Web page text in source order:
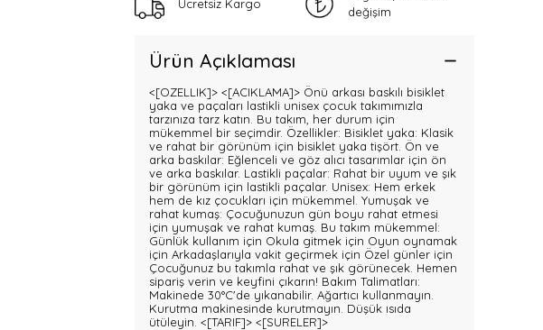
Ücretsiz Kargo
değişim
Ürün Açıklaması
<[OZELLIK]> <[ACIKLAMA]> Önü arkası baskılı bisiklet
yaka ve paçaları lastikli unisex çocuk takımımızla
tarzınıza tarz katın. Bu takım, her durum için
mükemmel bir seçimdir. Özellikler: Bisiklet yaka: Klasik
ve rahat bir görünüm için bisiklet yaka tişört. Ön ve
arka baskılar: Eğlenceli ve göz alıcı tasarımlar için ön
ve arka baskılar. Lastikli paçalar: Rahat bir uyum ve şık
bir görünüm için lastikli paçalar. Unisex: Hem erkek
hem de kız çocukları için mükemmel. Yumuşak ve
rahat kumaş: Çocuğunuzun gün boyu rahat etmesi
için yumuşak ve rahat kumaş. Bu takım mükemmel:
Günlük kullanım için Okula gitmek için Oyun oynamak
için Arkadaşlarıyla vakit geçirmek için Özel günler için
Çocuğunuz bu takımla rahat ve şık görünecek. Hemen
sipariş verin ve keyfini çıkarın! Bakım Talimatları:
Makinede 30°C'de yıkanabilir. Ağartıcı kullanmayın.
Kurutma makinesinde kurutmayın. Düşük ısıda
ütüleyin. <[TARIF]> <[SURELER]>